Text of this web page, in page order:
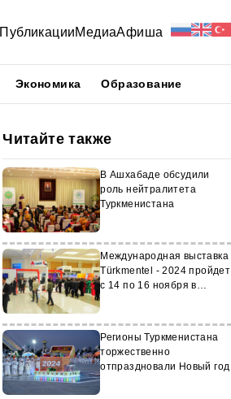
ПубликацииМедиаАфиша
Экономика Образование
Читайте также
В Ашхабаде обсудили
роль нейтралитета
Туркменистана
Международная выставка
Türkmentel - 2024 пройдет
с 14 по 16 ноября в
Регионы Туркменистана
торжественно
отпраздновали Новый год